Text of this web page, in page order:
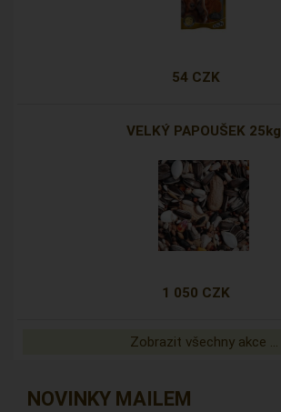
54 CZK
VELKÝ PAPOUŠEK 25kg
1 050 CZK
Zobrazit všechny akce ...
NOVINKY MAILEM